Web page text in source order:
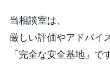
当相談室は、
厳しい評価やアドバイ
「完全な安全基地」です